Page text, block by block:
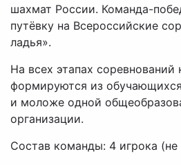
шахмат России. Команда-
путёвку на Всероссийские
ладья».
На всех этапах соревнований
формируются из
и моложе одной
организации.
Состав команды: 4 игрока